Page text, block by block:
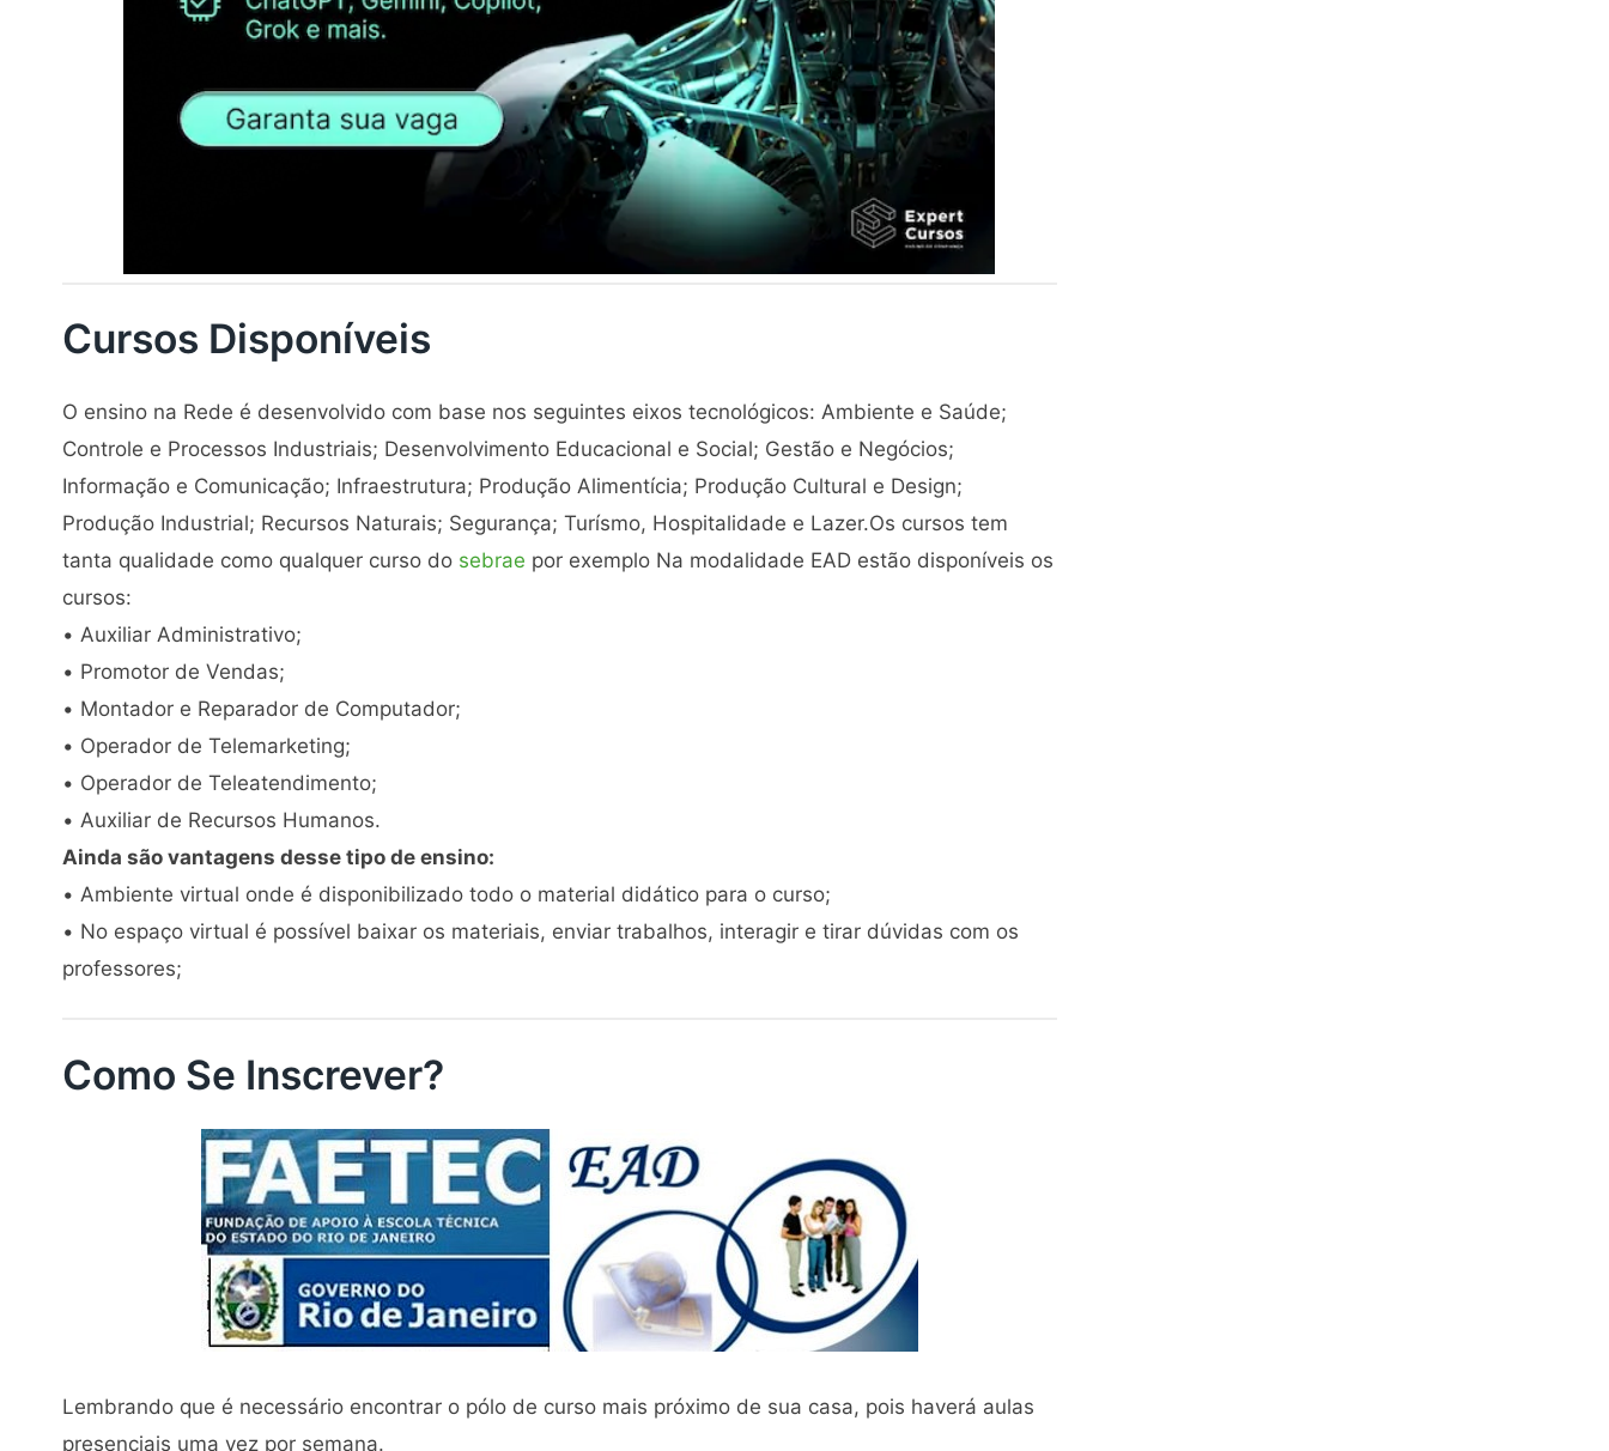
Cursos Disponíveis
O ensino na Rede é desenvolvido com base nos seguintes eixos tecnológicos: Ambiente e Saúde;
Controle e Processos Industriais; Desenvolvimento Educacional e Social; Gestão e Negócios;
Informação e Comunicação; Infraestrutura; Produção Alimentícia; Produção Cultural e Design;
Produção Industrial; Recursos Naturais; Segurança; Turísmo, Hospitalidade e Lazer.Os cursos tem
tanta qualidade como qualquer curso do sebrae por exemplo Na modalidade EAD estão disponíveis os
cursos:
• Auxiliar Administrativo;
• Promotor de Vendas;
• Montador e Reparador de Computador;
• Operador de Telemarketing;
• Operador de Teleatendimento;
• Auxiliar de Recursos Humanos.
Ainda são vantagens desse tipo de ensino:
• Ambiente virtual onde é disponibilizado todo o material didático para o curso;
• No espaço virtual é possível baixar os materiais, enviar trabalhos, interagir e tirar dúvidas com os
professores;
Como Se Inscrever?
Lembrando que é necessário encontrar o pólo de curso mais próximo de sua casa, pois haverá aulas
presenciais uma vez por semana.